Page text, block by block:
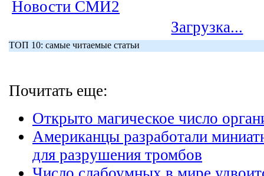
Новости СМИ2
Загрузка...
ТОП 10: самые читаемые статьи
Почитать еще:
Открыто магическое число
Американцы разработали
для разрушения тромбов